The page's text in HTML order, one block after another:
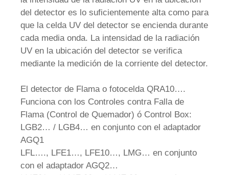
del detector es lo suficientemente alta como para
que la celda UV del detector se encienda durante
cada media onda. La intensidad de la radiación
UV en la ubicación del detector se verifica
mediante la medición de la corriente del detector.
El detector de Flama o fotocelda QRA10….
Funciona con los Controles contra Falla de
Flama (Control de Quemador) ó Control Box:
LGB2… / LGB4… en conjunto con el adaptador
AGQ1
LFL…., LFE1…, LFE10…, LMG… en conjunto
con el adaptador AGQ2…